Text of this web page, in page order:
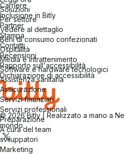
Soluzioni
Per settore
Vedere al dettaglio
Beni di consumo confezionati
Ospitalità
Media e intrattenimento
Software e hardware tecnologici
Assistenza sanitaria
Assicurazione
Servizi finanziari
Servizi professionali
Preparazione
A cura del team
sviluppatori
Marketing
Carriere
Inclusione in Bitly
Partner
Stampa
Contatti
Recensioni
Rapporto sull'accessibilità
Dichiarazione di accessibilità
© 2026 Bitly | Realizzato a mano a
mondo.